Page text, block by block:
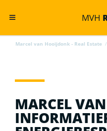
MVH
Marcel van Hooijdonk - Real Estate /
MARCEL